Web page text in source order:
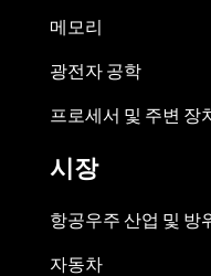
메모리
광전자 공학
프로세서 및 주변 장
시장
항공우주 산업 및 방
자동차